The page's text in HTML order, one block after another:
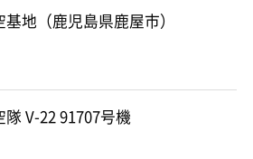
地（鹿児島県鹿屋市）
V-22 91707号機